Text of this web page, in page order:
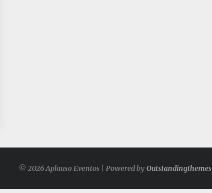
© 2026 Aplauso Eventos | Powered byOutstandingthemes